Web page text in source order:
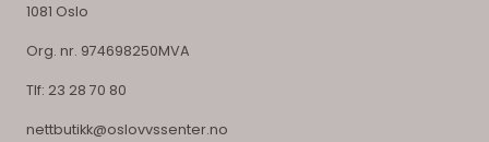
1081 Oslo
Org. nr. 974698250MVA
Tlf: 23 28 70 80
nettbutikk@oslovvssenter.no